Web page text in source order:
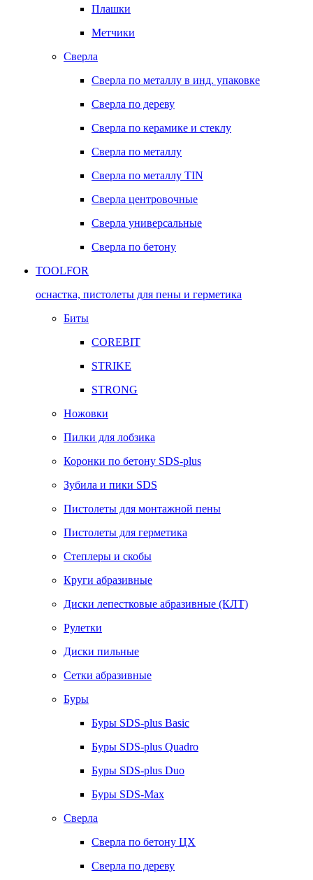
Плашки
Метчики
Сверла
Сверла по металлу в инд. упаковке
Сверла по дереву
Сверла по керамике и стеклу
Сверла по металлу
Сверла по металлу TIN
Сверла центровочные
Сверла универсальные
Сверла по бетону
TOOLFOR
оснастка, пистолеты для пены и герметика
Биты
COREBIT
STRIKE
STRONG
Ножовки
Пилки для лобзика
Коронки по бетону SDS-plus
Зубила и пики SDS
Пистолеты для монтажной пены
Пистолеты для герметика
Степлеры и скобы
Круги абразивные
Диски лепестковые абразивные (КЛТ)
Рулетки
Диски пильные
Сетки абразивные
Буры
Буры SDS-plus Basic
Буры SDS-plus Quadro
Буры SDS-plus Duo
Буры SDS-Max
Сверла
Сверла по бетону ЦХ
Сверла по дереву